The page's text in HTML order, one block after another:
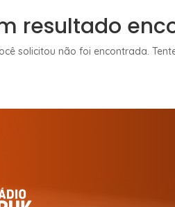
resultado
solicitou não foi encontrada.